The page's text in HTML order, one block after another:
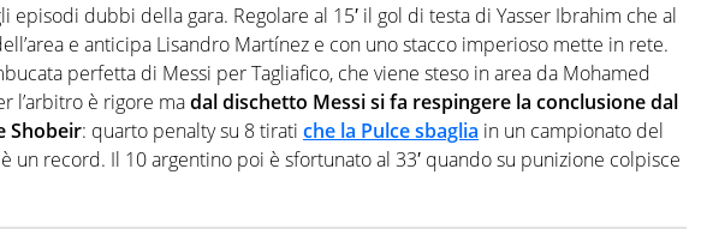
episodi dubbi della gara. Regolare al 15′ il gol di testa di Yasser Ibrahim che al
e anticipa Lisandro Martínez e con uno stacco imperioso mette in rete.
perfetta di Messi per Tagliafico, che viene steso in area da Mohamed
l’arbitro è rigore madal dischetto Messi si fa respingere la conclusione dal
Shobeir: quarto penalty su 8 tirati che la Pulce sbaglia in un campionato del
un record. Il 10 argentino poi è sfortunato al 33′ quando su punizione colpisce